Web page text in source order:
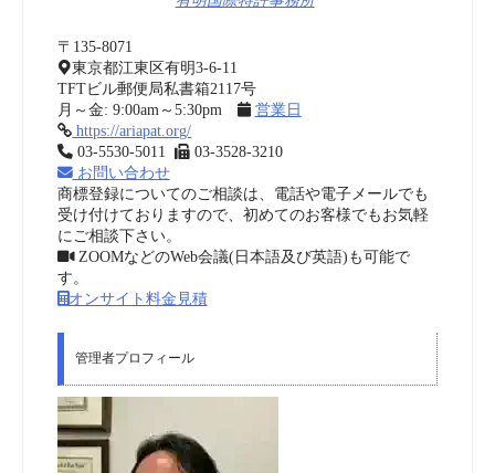
〒135-8071
東京都江東区有明3-6-11
TFTビル郵便局私書箱2117号
月～金: 9:00am～5:30pm
営業日
https://ariapat.org/
03-5530-5011
03-3528-3210
お問い合わせ
商標登録についてのご相談は、電話や電子メールでも
受け付けておりますので、初めてのお客様でもお気軽
にご相談下さい。
ZOOMなどのWeb会議(日本語及び英語)も可能で
す。
オンサイト料金見積
管理者プロフィール